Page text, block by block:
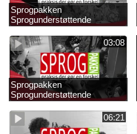
Sprogpakken
Sprogunderstøttende
strategier 01 3
03:08
Sprogpakken
Sprogunderstøttende
strategier 01 1
06:21